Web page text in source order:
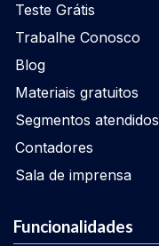
Teste Grátis
Trabalhe Conosco
Blog
Materiais gratuitos
Segmentos atendidos
Contadores
Sala de imprensa
Funcionalidades